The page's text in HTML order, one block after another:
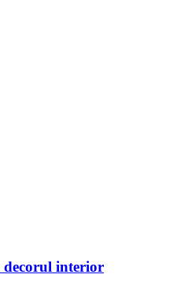
decorul interior